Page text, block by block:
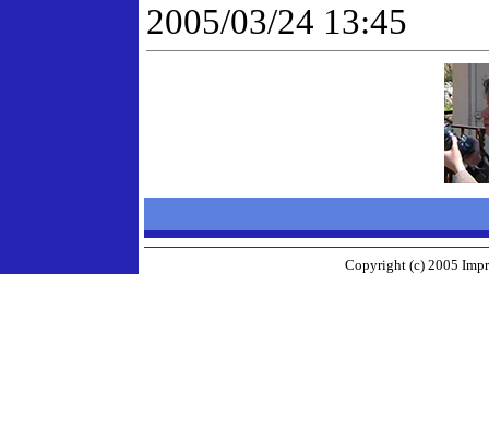
2005/03/24 13:45
Copyright (c) 2005